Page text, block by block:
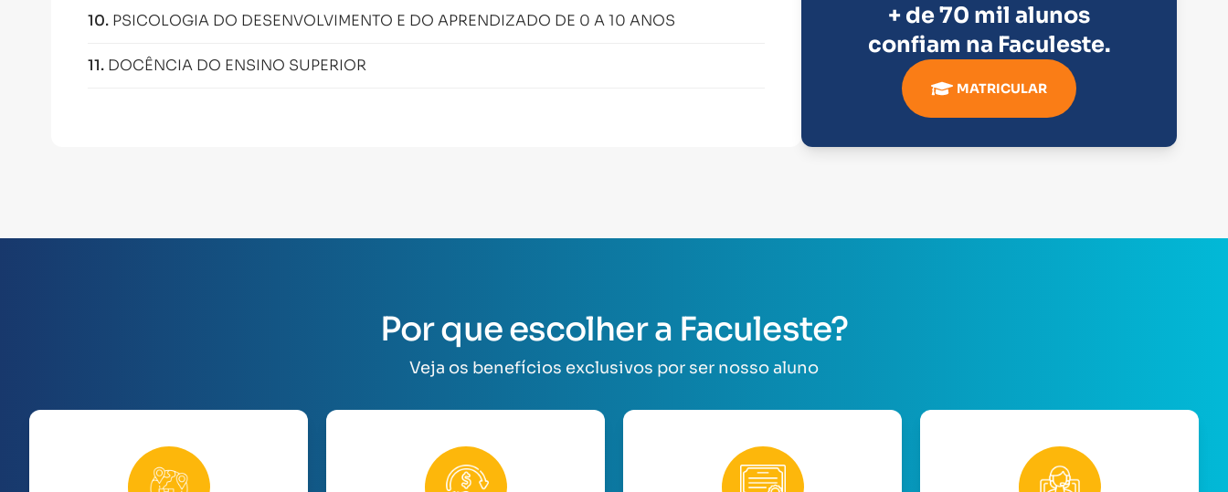
10. PSICOLOGIA DO DESENVOLVIMENTO E DO APRENDIZADO DE 0 A 10 ANOS
11. DOCÊNCIA DO ENSINO SUPERIOR
+ de 70 mil alunos
confiam na Faculeste.
MATRICULAR
Por que escolher a Faculeste?
Veja os benefícios exclusivos por ser nosso aluno